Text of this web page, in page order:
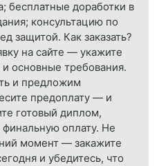
бесплатные доработки в
консультацию по
защитой. Как заказать?
на сайте — укажите
основные требования.
и предложим
предоплату — и
готовый диплом,
финальную оплату. Не
момент — закажите
и убедитесь, что